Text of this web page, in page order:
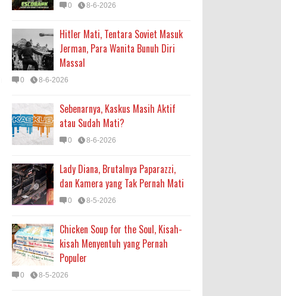
0 8-6-2026
Hitler Mati, Tentara Soviet Masuk
Jerman, Para Wanita Bunuh Diri
Massal
0 8-6-2026
Sebenarnya, Kaskus Masih Aktif
atau Sudah Mati?
0 8-6-2026
Lady Diana, Brutalnya Paparazzi,
dan Kamera yang Tak Pernah Mati
0 8-5-2026
Chicken Soup for the Soul, Kisah-
kisah Menyentuh yang Pernah
Populer
0 8-5-2026